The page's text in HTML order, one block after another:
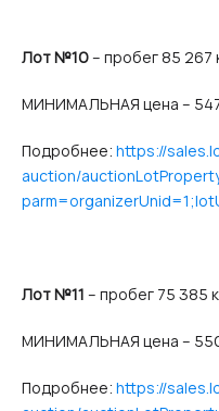
Лот №10– пробег 85 267
МИНИМАЛЬНАЯ цена –
Подробнее: https://
auction/
Лот №11 – пробег 75 385
МИНИМАЛЬНАЯ цена –
Подробнее: https://